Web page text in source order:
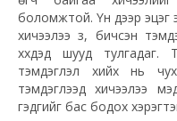
боломжтой. Үүн дээр эцэг
хичээлээ үз, бичсэн
хүүхдэд шууд тулгадаг.
тэмдэглэл хийх нь
тэмдэглээд хичээлээ
гэдгийг бас бодох